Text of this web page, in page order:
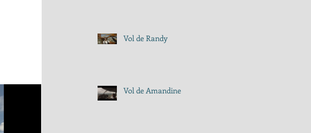
Vol de Randy
Vol de Amandine